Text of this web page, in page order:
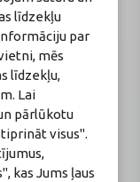
līdzekļu
par
mēs
līdzekļu,
Lai
pārlūkotu
visus".
kas Jums ļaus
Jeļena
Nr.: F-0834
215.2025